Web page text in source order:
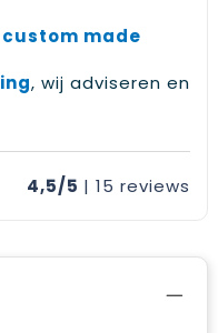
custom made
, wij adviseren en
4,5/5 | 15 reviews